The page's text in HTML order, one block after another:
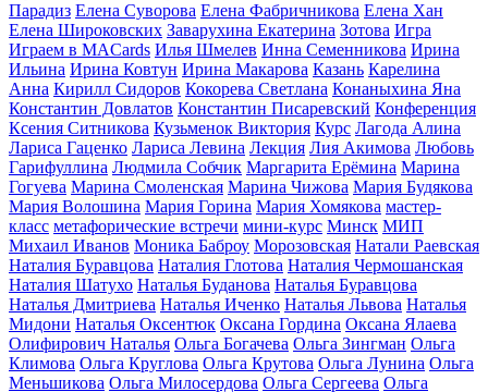
Парадиз Елена Суворова Елена Фабричникова Елена Хан
Елена Широковских Заварухина Екатерина Зотова Игра
Играем в MACards Илья Шмелев Инна Семенникова Ирина
Ильина Ирина Ковтун Ирина Макарова Казань Карелина
Анна Кирилл Сидоров Кокорева Светлана Конаныхина Яна
Константин Довлатов Константин Писаревский Конференция
Ксения Ситникова Кузьменок Виктория Курс Лагода Алина
Лариса Гаценко Лариса Левина Лекция Лия Акимова Любовь
Гарифуллина Людмила Собчик Маргарита Ерёмина Марина
Гогуева Марина Смоленская Марина Чижова Мария Будякова
Мария Волошина Мария Горина Мария Хомякова мастер-
класс метафорические встречи мини-курс Минск МИП
Михаил Иванов Моника Баброу Морозовская Натали Раевская
Наталия Буравцова Наталия Глотова Наталия Чермошанская
Наталия Шатухо Наталья Буданова Наталья Буравцова
Наталья Дмитриева Наталья Иченко Наталья Львова Наталья
Мидони Наталья Оксентюк Оксана Гордина Оксана Ялаева
Олифирович Наталья Ольга Богачева Ольга Зингман Ольга
Климова Ольга Круглова Ольга Крутова Ольга Лунина Ольга
Меньшикова Ольга Милосердова Ольга Сергеева Ольга